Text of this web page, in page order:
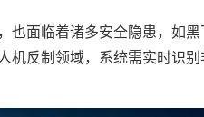
临着诸多安全隐患，如黑
反制领域，系统需实时识